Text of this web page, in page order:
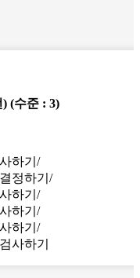
) (수준 : 3)
하기
정하기
하기
하기
하기
사하기